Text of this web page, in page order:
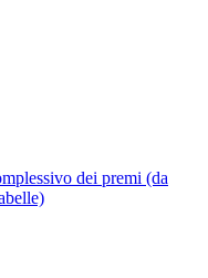
dei premi (da